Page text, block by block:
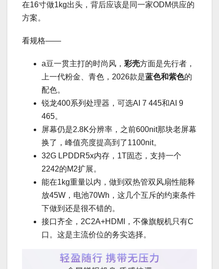
在16寸做1kg出头，背后应该是同一家ODM供应的
方案。
看规格——
a豆一贯主打的时尚风， 彩壳方面是先行者，
上一代粉金、青色，2026款是蓝色和紫色的
配色。
锐龙400系列处理器，可选AI 7 445和AI 9
465。
屏幕仍是2.8K分辨率，之前600nit那块老屏幕
换了，峰值亮度提高到了1100nit。
32G LPDDR5x内存，1T固态，支持一个
2242的M2扩展。
能在1kg重量以内，做到双热管双风扇性能释
放45W，电池70Wh，这几个互斥的约束条件
下做到还是很不错的。
接口齐全，2C2A+HDMI，不像旗舰机只有C
口。这是主流价位的务实选择。